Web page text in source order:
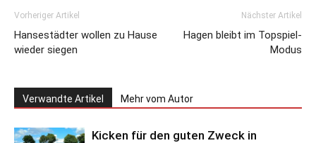
Vorheriger Artikel
Hansestädter wollen zu Hause
wieder siegen
Nächster Artikel
Hagen bleibt im Topspiel-
Modus
Verwandte Artikel Mehr vom Autor
Kicken für den guten Zweck in